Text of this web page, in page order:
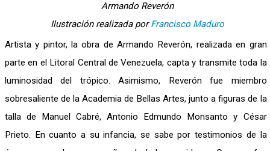
Armando Reverón
Ilustración realizada porFrancisco Maduro
Artista y pintor, la obra de Armando Reverón, realizada en gran
parte en el Litoral Central de Venezuela, capta y transmite toda la
luminosidad del trópico. Asimismo, Reverón fue miembro
sobresaliente de la Academia de Bellas Artes, junto a figuras de la
talla de Manuel Cabré, Antonio Edmundo Monsanto y César
Prieto. En cuanto a su infancia, se sabe por testimonios de la